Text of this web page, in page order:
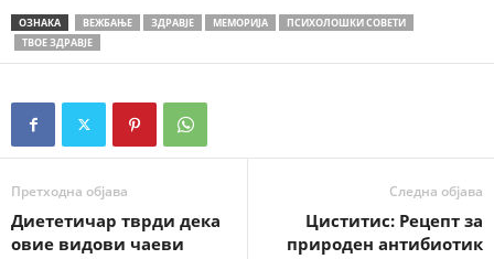
ОЗНАКА ВЕЖБАЊЕ ЗДРАВЈЕ МЕМОРИЈА
ПСИХОЛОШКИ СОВЕТИ
ТВОЕ ЗДРАВЈЕ
Претходна објава
Диететичар тврди дека
овие видови чаеви
Следна објава
Циститис: Рецепт за
природен антибиотик